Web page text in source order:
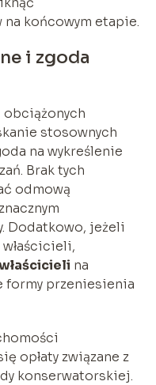
końcowym etapie.
i zgoda
stosownych
na wykreślenie
Brak tych
odmową
Dodatkowo, jeżeli
na
formy przeniesienia
opłaty związane z
konserwatorskiej.